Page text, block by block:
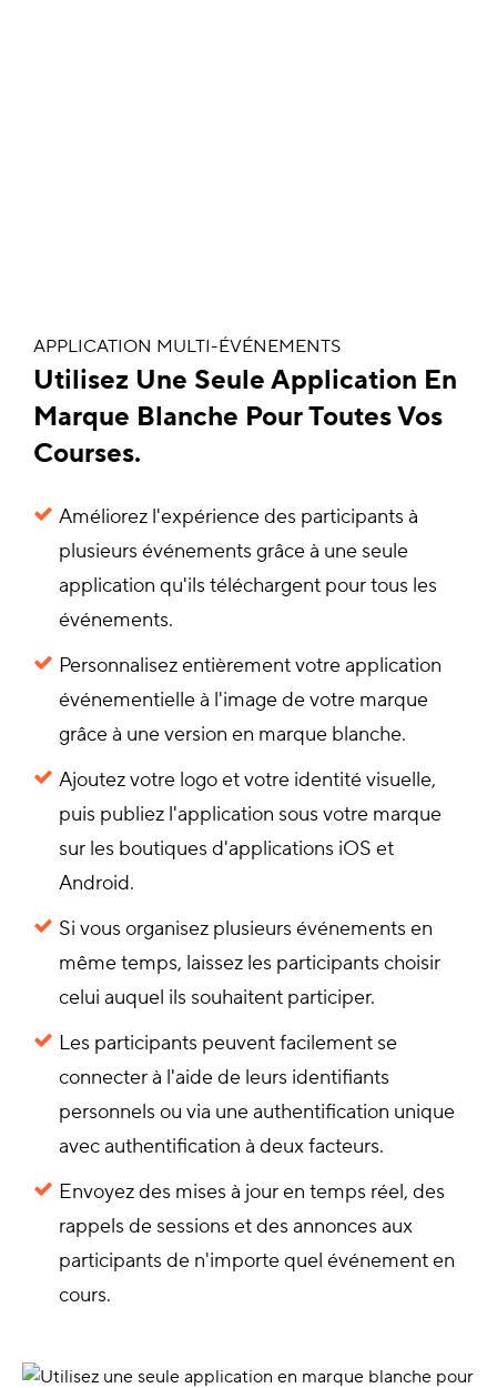
APPLICATION MULTI-ÉVÉNEMENTS
Utilisez Une Seule Application En
Marque Blanche Pour Toutes Vos
Courses.
Améliorez l'expérience des participants à
plusieurs événements grâce à une seule
application qu'ils téléchargent pour tous les
événements.
Personnalisez entièrement votre application
événementielle à l'image de votre marque
grâce à une version en marque blanche.
Ajoutez votre logo et votre identité visuelle,
puis publiez l'application sous votre marque
sur les boutiques d'applications iOS et
Android.
Si vous organisez plusieurs événements en
même temps, laissez les participants choisir
celui auquel ils souhaitent participer.
Les participants peuvent facilement se
connecter à l'aide de leurs identifiants
personnels ou via une authentification unique
avec authentification à deux facteurs.
Envoyez des mises à jour en temps réel, des
rappels de sessions et des annonces aux
participants de n'importe quel événement en
cours.